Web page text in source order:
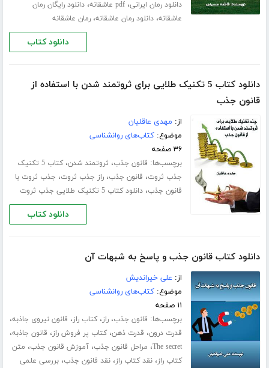
دانلود رمان ایرانی،pdf عاشقانه ،دانلود رایگان رمان
عاشقانه،دانلود رمان عاشقانه،رمان عاشقانه
دانلود کتاب
دانلود کتاب 5 تکنیک طلایی برای ثروتمند شدن با استفاده از
قانون جذب
از: مهدی عاقلیان
موضوع:کتاب‌های روانشناسی
۳۶ صفحه
برچسب‌ها: قانون جذب، ثروتمند شدن،
کتاب 5 تکنیک
جذب ثروت، قانون جذب،راز جذب ثروت، جذب ثروت با
قانون جذب،دانلود کتاب 5 تکنیک طلایی جذب ثروت
دانلود کتاب
دانلود کتاب قانون جذب و پاسخ به شبهات آن
از: علی خیراندیش
موضوع:کتاب‌های روانشناسی
۱۱ صفحه
برچسب‌ها: قانون جذب،راز،کتاب راز، قانون نیروی جاذبه،
قدرت درون، قدرت ذهن،کتاب پر فروش راز، قانون جاذبه،
The secret، مراحل قانون جذب،آموزش قانون جذب، متن
کتاب راز،نقد کتاب راز،نقد قانون جذب،بررسی علمی